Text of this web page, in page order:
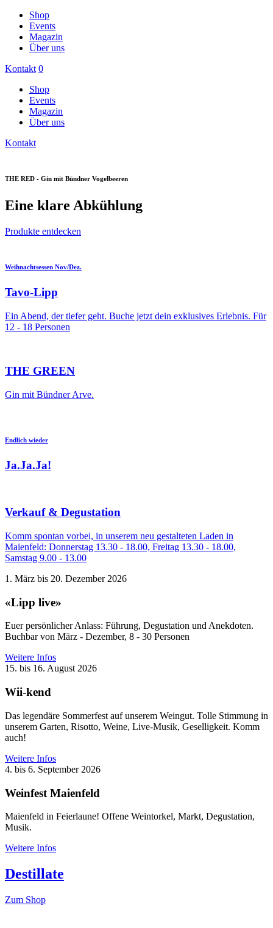
Shop
Events
Magazin
Über uns
Kontakt 0
Shop
Events
Magazin
Über uns
Kontakt
THE RED - Gin mit Bündner Vogelbeeren
Eine klare Abkühlung
Produkte entdecken
Weihnachtsessen Nov/Dez.
Tavo-Lipp
Ein Abend, der tiefer geht. Buche jetzt dein exklusives Erlebnis. Für
12 - 18 Personen
THE GREEN
Gin mit Bündner Arve.
Endlich wieder
Ja.Ja.Ja!
Verkauf & Degustation
Komm spontan vorbei, in unserem neu gestalteten Laden in
Maienfeld: Donnerstag 13.30 - 18.00, Freitag 13.30 - 18.00,
Samstag 9.00 - 13.00
1. März bis 20. Dezember 2026
«Lipp live»
Euer persönlicher Anlass: Führung, Degustation und Anekdoten.
Buchbar von März - Dezember, 8 - 30 Personen
Weitere Infos
15. bis 16. August 2026
Wii-kend
Das legendäre Sommerfest auf unserem Weingut. Tolle Stimmung in
unserem Garten, Risotto, Weine, Live-Musik, Geselligkeit. Komm
auch!
Weitere Infos
4. bis 6. September 2026
Weinfest Maienfeld
Maienfeld in Feierlaune! Offene Weintorkel, Markt, Degustation,
Musik.
Weitere Infos
Destillate
Zum Shop